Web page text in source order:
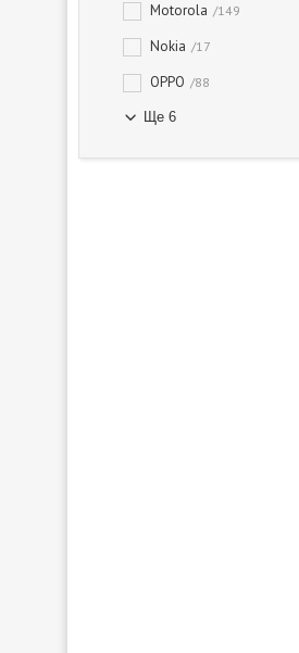
Motorola 149
Nokia 17
OPPO 88
Ще 6